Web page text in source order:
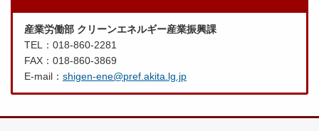
産業労働部 クリーンエネルギー産業振興課
TEL：018-860-2281
FAX：018-860-3869
E-mail： shigen-ene@pref.akita.lg.jp